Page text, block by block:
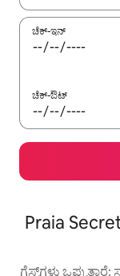
ಚೆಕ್-ಇನ್
ಚೆಕ್-ಔಟ್
Praia
ಗೆಸ್ಟ್‌ಗಳು ಒಪ್ಪುತ್ತಾರೆ: